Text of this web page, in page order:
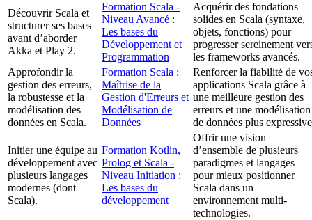
Découvrir Scala et
structurer ses bases
avant d’aborder
Akka et Play 2.
Formation Scala -
Niveau Avancé :
Les bases du
Développement et
Programmation
Acquérir des fondations
solides en Scala (syntaxe,
objets, fonctions) pour
progresser sereinement
les frameworks avancés.
Approfondir la
gestion des erreurs,
la robustesse et la
modélisation des
données en Scala.
Formation Scala :
Maîtrise de la
Gestion d'Erreurs et
Modélisation de
Données
Renforcer la fiabilité de
applications Scala grâce à
une meilleure gestion des
erreurs et une modélisation
de données plus
Initier une équipe au
développement avec
plusieurs langages
modernes (dont
Scala).
Formation Kotlin,
Prolog et Scala -
Niveau Initiation :
Les bases du
développement
Offrir une vision
d’ensemble de plusieurs
paradigmes et langages
pour mieux positionner
Scala dans un
environnement multi-
technologies.